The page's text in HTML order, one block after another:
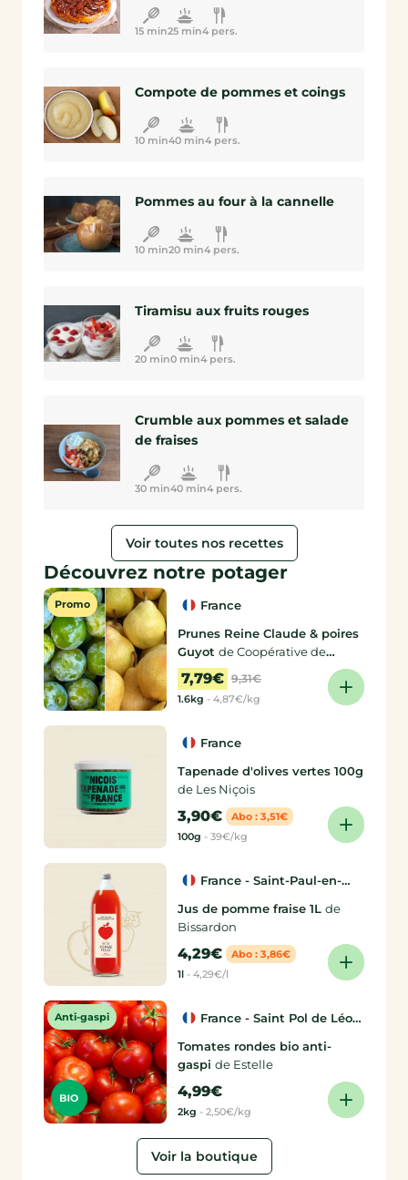
15 min25 min4 pers.
Compote de pommes et coings
10 min40 min4 pers.
Pommes au four à la cannelle
10 min20 min4 pers.
Tiramisu aux fruits rouges
20 min0 min4 pers.
Crumble aux pommes et salade
de fraises
30 min40 min4 pers.
Voir toutes nos recettes
Découvrez notre potager
Promo
France
Prunes Reine Claude & poires
Guyot de Coopérative de
producteurs, Delphine
7,79€ 9,31€
1.6kg - 4,87€/kg
France
Tapenade d'olives vertes 100g
de Les Niçois
3,90€
Abo : 3,51€
100g - 39€/kg
France - Saint-Paul-en-
Jus de pomme fraise 1L de
Bissardon
4,29€
Abo : 3,86€
1l - 4,29€/l
Anti-gaspi
France - Saint Pol de Léon
Tomates rondes bio anti-
gaspi de Estelle
4,99€
2kg - 2,50€/kg
Voir la boutique